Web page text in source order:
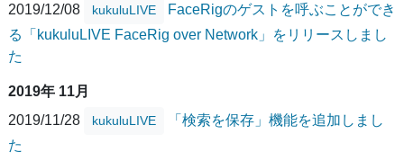
2019/12/08 kukuluLIVE
FaceRigのゲストを呼ぶことができ
る「kukuluLIVE FaceRig over Network」をリリースしまし
た
2019年 11月
2019/11/28
kukuluLIVE
「検索を保存」機能を追加しまし
た